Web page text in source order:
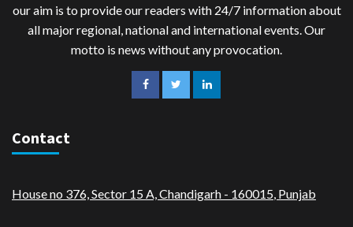
our aim is to provide our readers with 24/7 information about
all major regional, national and international events. Our
motto is news without any provocation.
Contact
House no 376, Sector 15 A, Chandigarh - 160015 Punjab